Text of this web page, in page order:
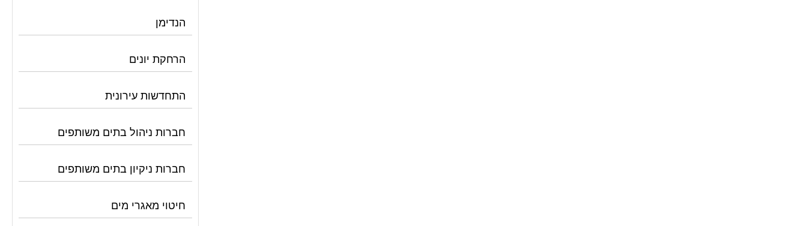
הנדימן
הרחקת יונים
התחדשות עירונית
חברות ניהול בתים משותפים
חברות ניקיון בתים משותפים
חיטוי מאגרי מים